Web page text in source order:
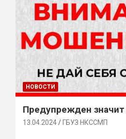
НОВОСТИ
Предупрежден
13.04.2024 ГБУЗ НКССМП